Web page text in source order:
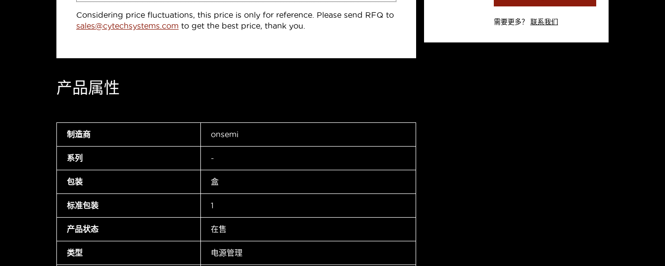
Considering price fluctuations, this price is only for reference. Please send RFQ to
sales@cytechsystems.com to get the best price, thank you.
产品属性
制造商 onsemi
系列 -
包装 盒
标准包装 1
产品状态 在售
类型 电源管理
需要更多？ 联系我们